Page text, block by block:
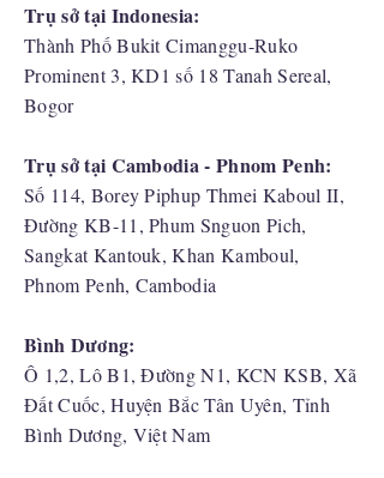
Trụ sở tại Indonesia:
​Thành Phố Bukit Cimanggu-Ruko
Prominent 3, KD1 số 18 Tanah Sereal,
Bogor
Trụ sở tại Cambodia - Phnom Penh:
Số 114, Borey Piphup Thmei Kaboul II,
Đường KB-11, Phum Snguon Pich,
Sangkat Kantouk, Khan Kamboul,
Phnom Penh, Cambodia
Bình Dương:
Ô 1,2, Lô B1, Đường N1, KCN KSB, Xã
Đất Cuốc, Huyện Bắc Tân Uyên, Tỉnh
Bình Dương, Việt Nam